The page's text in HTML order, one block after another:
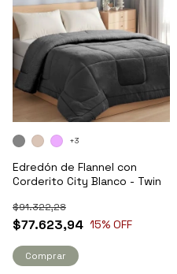
Edredón de Flannel con
Corderito City Blanco - Twin
$77.623,94
$91.322,28
15% OFF
+3
Comprar